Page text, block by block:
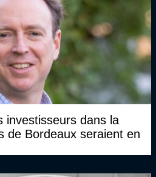
investisseurs dans la
de Bordeaux seraient en